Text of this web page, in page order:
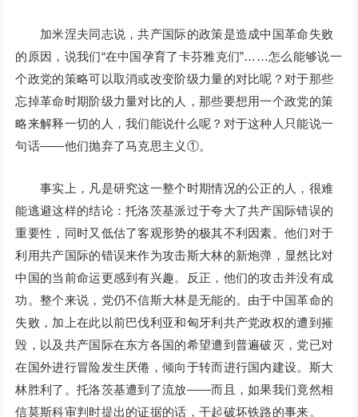
加米涅夫同志说，共产国际的政策是造成中国革命失败
的原因，说我们“在中国孕育了卡芬雅克们”……怎么能够说一
个政党的策略可以取消或改变阶级力量的对比呢？对于那些
忘掉革命时期阶级力量对比的人，那些要想用一个政党的策
略来解释一切的人，我们能说什么呢？对于这种人只能说一
句话——他们抛弃了马克思主义①。
事实上，凡是研究这一整个时期情况的公正的人，很难
能逃避这样的结论：托洛茨基派过于夸大了共产国际错误的
重要性，同时又低估了客观形势的极其不利因素。他们对于
利用共产国际的错误来作为攻击斯大林的新炮弹，显然比对
中国的当前命运更感到有兴趣。反正，他们的攻击并没有成
功。整个来说，党仍不信斯大林是无能的。由于中国革命的
失败，加上在此以前巴伐利亚和匈牙利共产党政权的遭到摧
毁，以及共产国际在东方各国的希望遭到普遍破灭，党已对
在国外进行冒险发生厌倦，倾向于转而进行国内建设。斯大
林胜利了。托洛茨基遭到了流放——而且，如果我们竟然相
信莫斯科审判时提出的证据的话，干起破坏铁路的事来。